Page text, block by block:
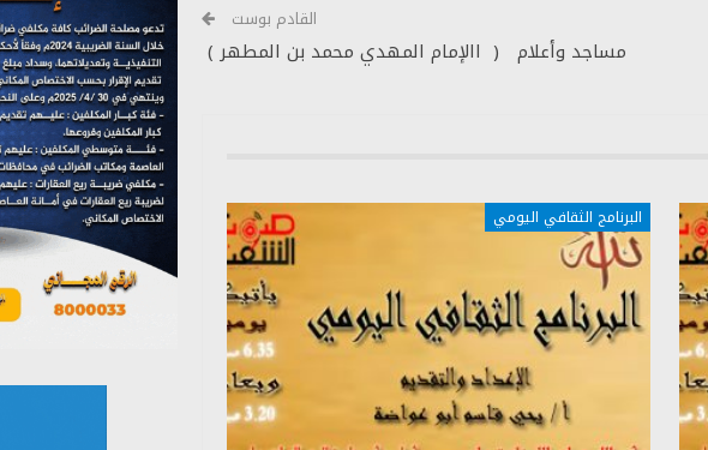
أو
خفض
مستوى
الصوت.
القادم بوست
مساجد وأعلام ( االإمام المهدي محمد بن المطهر )
البرنامج الثقافي اليومي
تستمعون لبرنامج
يوليو 28, 2026
مؤتمر صحفي لمركز
العدوان على اليمن
يوليو 27, 2026
تستمعون لبرنامج
يوليو 26, 2026